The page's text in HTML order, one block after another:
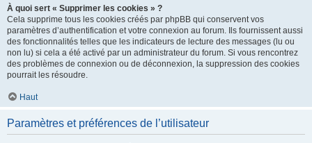
À quoi sert « Supprimer les cookies » ?
Cela supprime tous les cookies créés par phpBB qui conservent vos
paramètres d’authentification et votre connexion au forum. Ils fournissent aussi
des fonctionnalités telles que les indicateurs de lecture des messages (lu ou
non lu) si cela a été activé par un administrateur du forum. Si vous rencontrez
des problèmes de connexion ou de déconnexion, la suppression des cookies
pourrait les résoudre.
Haut
Paramètres et préférences de l’utilisateur